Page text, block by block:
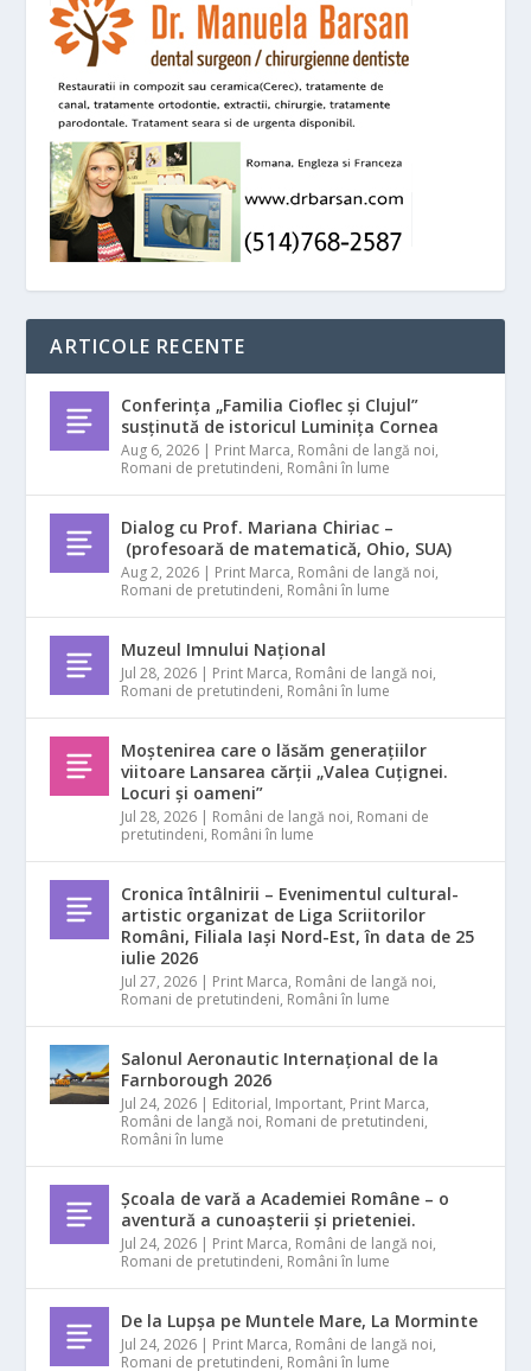
ARTICOLE RECENTE
Conferința „Familia Cioflec și Clujul”
susținută de istoricul Luminița Cornea
Aug 6, 2026 | Print Marca, Români de langă noi,
Romani de pretutindeni, Români în lume
Dialog cu Prof. Mariana Chiriac –
(profesoară de matematică, Ohio, SUA)
Aug 2, 2026 | Print Marca, Români de langă noi,
Romani de pretutindeni, Români în lume
Muzeul Imnului Național
Jul 28, 2026 | Print Marca, Români de langă noi,
Romani de pretutindeni, Români în lume
Moștenirea care o lăsăm generațiilor
viitoare Lansarea cărții „Valea Cuțignei.
Locuri și oameni”
Jul 28, 2026 | Români de langă noi, Romani de
pretutindeni, Români în lume
Cronica întâlnirii – Evenimentul cultural-
artistic organizat de Liga Scriitorilor
Români, Filiala Iași Nord-Est, în data de 25
iulie 2026
Jul 27, 2026 | Print Marca, Români de langă noi,
Romani de pretutindeni, Români în lume
Salonul Aeronautic Internațional de la
Farnborough 2026
Jul 24, 2026 | Editorial, Important, Print Marca,
Români de langă noi, Romani de pretutindeni,
Români în lume
Școala de vară a Academiei Române – o
aventură a cunoașterii și prieteniei.
Jul 24, 2026 | Print Marca, Români de langă noi,
Romani de pretutindeni, Români în lume
De la Lupșa pe Muntele Mare, La Morminte
Jul 24, 2026 | Print Marca, Români de langă noi,
Romani de pretutindeni, Români în lume